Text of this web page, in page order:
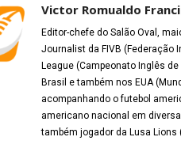
Victor Romualdo
Editor-chefe do Salão Oval,
Journalist da FIVB (Federação
League (Campeonato Inglês
Brasil e também nos EUA
acompanhando o futebol
americano nacional em
também jogador da Lusa Lions